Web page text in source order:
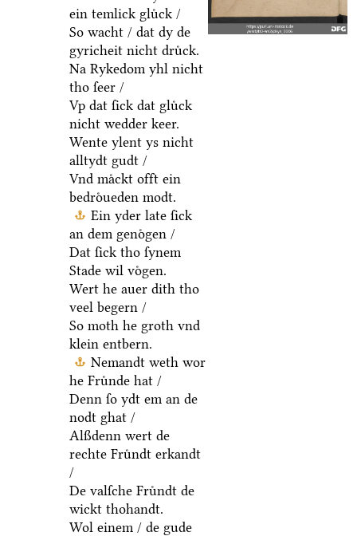
ein temlick gluͤck /
So wacht / dat dy de
gyricheit nicht druͤck.
Na Rykedom yhl nicht
tho ſeer /
Vp dat ſick dat gluͤck
nicht wedder keer.
Wente ylent ys nicht
alltydt gudt /
Vnd maͤckt offt ein
bedroͤueden modt.
Ein yder late ſick
an dem genoͤgen /
Dat ſick tho ſynem
Stade wil voͤgen.
Wert he auer dith tho
veel begern /
So moth he groth vnd
klein entbern.
Nemandt weth wor
he Fruͤnde hat /
Denn ſo ydt em an de
nodt ghat /
Alßdenn wert de
rechte Fruͤndt erkandt
/
De valſche Fruͤndt de
wickt thohandt.
Wol einem / de gude